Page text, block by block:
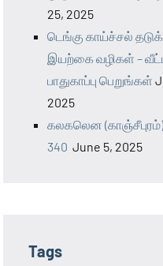
25, 2025
டெங்கு காய்ச்சல்
இயற்கை வழிகள் –
பாதுகாப்பு பெறுங்கள்
2025
கலகலென (காஞ்சீபுரம்)
340 June 5, 2025
Tags